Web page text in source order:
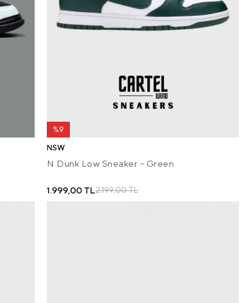
%9
NSW
N Dunk Low Sneaker – Green
2.199,00 TL
1.999,00 TL